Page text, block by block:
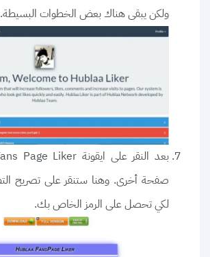
ولكن يبقى هناك بعض الخطوات البسيطة.
لكي تحصل على الرمز الخاص بك.